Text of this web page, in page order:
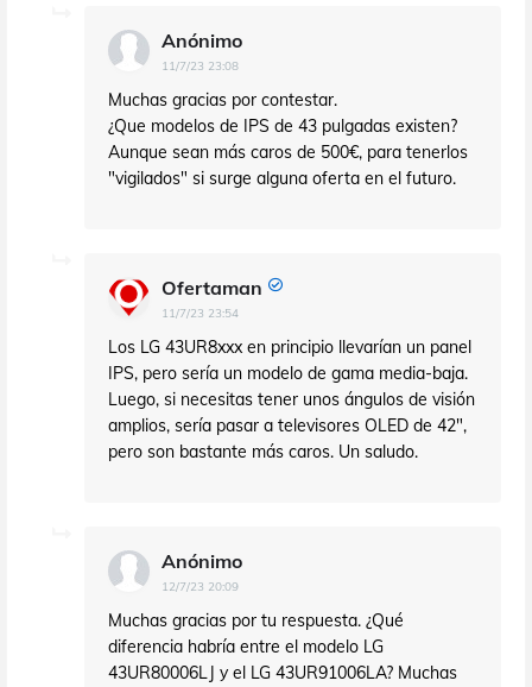
Anónimo
11/7/23 23:08
Muchas gracias por contestar.
¿Que modelos de IPS de 43 pulgadas existen?
Aunque sean más caros de 500€, para tenerlos
"vigilados" si surge alguna oferta en el futuro.
Ofertaman
11/7/23 23:54
Los LG 43UR8xxx en principio llevarían un panel
IPS, pero sería un modelo de gama media-baja.
Luego, si necesitas tener unos ángulos de visión
amplios, sería pasar a televisores OLED de 42",
pero son bastante más caros. Un saludo.
Anónimo
12/7/23 20:09
Muchas gracias por tu respuesta. ¿Qué
diferencia habría entre el modelo LG
43UR80006LJ y el LG 43UR91006LA? Muchas